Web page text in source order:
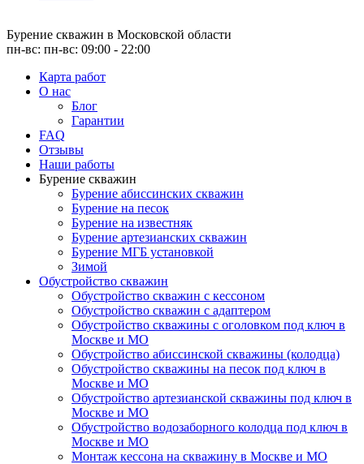
Бурение скважин в Московской области
пн-вс: пн-вс: 09:00 - 22:00
Карта работ
О нас
Блог
Гарантии
FAQ
Отзывы
Наши работы
Бурение скважин
Бурение абиссинских скважин
Бурение на песок
Бурение на известняк
Бурение артезианских скважин
Бурение МГБ установкой
Зимой
Обустройство скважин
Обустройство скважин с кессоном
Обустройство скважин с адаптером
Обустройство скважины с оголовком под ключ в
Москве и МО
Обустройство абиссинской скважины (колодца)
Обустройство скважины на песок под ключ в
Москве и МО
Обустройство артезианской скважины под ключ в
Москве и МО
Обустройство водозаборного колодца под ключ в
Москве и МО
Монтаж кессона на скважину в Москве и МО